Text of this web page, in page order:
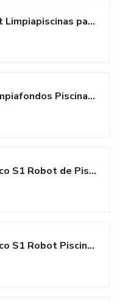
Cecotec Robot Limpiapiscinas para Fondos, Paredes y Línea de Flotación...
WYBOT C2 Limpiafondos Piscina, Robot Limpiafondos Piscina Inalámbrico...
TALOSBO Pleco S1 Robot de Piscina con Doble Motor, Robot Limpiafondos...
TALOSBO Pleco S1 Robot Piscina, Doble Motor Limpiafondos Piscina Sin Cable,...